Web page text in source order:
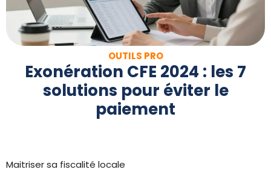
OUTILS PRO
Exonération CFE 2024 : les 7
solutions pour éviter le
paiement
Maitriser sa fiscalité locale